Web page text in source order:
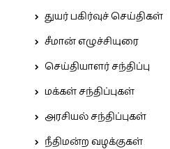
துயர் பகிர்வுச் செய்திகள்
சீமான் எழுச்சியுரை
செய்தியாளர் சந்திப்பு
மக்கள் சந்திப்புகள்
அரசியல் சந்திப்புகள்
நீதிமன்ற வழக்குகள்